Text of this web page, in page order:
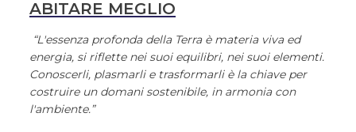
ABITARE MEGLIO
“L'essenza profonda della Terra è materia viva ed
energia, si riflette nei suoi equilibri, nei suoi elementi.
Conoscerli, plasmarli e trasformarli è la chiave per
costruire un domani sostenibile, in armonia con
l'ambiente.”